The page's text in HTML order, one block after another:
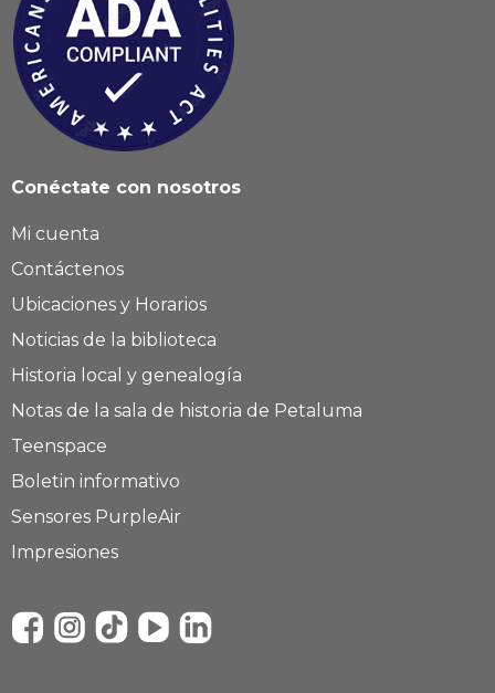
Conéctate con nosotros
Mi cuenta
Contáctenos
Ubicaciones y Horarios
Noticias de la biblioteca
Historia local y genealogía
Notas de la sala de historia de Petaluma
Teenspace
Boletin informativo
Sensores PurpleAir
Impresiones